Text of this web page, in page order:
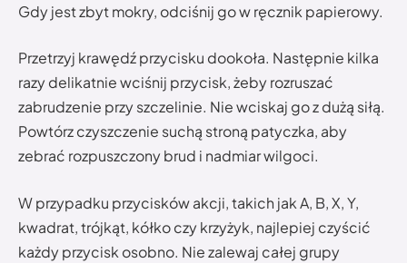
Gdy jest zbyt mokry, odciśnij go w ręcznik papierowy.
Przetrzyj krawędź przycisku dookoła. Następnie kilka
razy delikatnie wciśnij przycisk, żeby rozruszać
zabrudzenie przy szczelinie. Nie wciskaj go z dużą siłą.
Powtórz czyszczenie suchą stroną patyczka, aby
zebrać rozpuszczony brud i nadmiar wilgoci.
W przypadku przycisków akcji, takich jak A, B, X, Y,
kwadrat, trójkąt, kółko czy krzyżyk, najlepiej czyścić
każdy przycisk osobno. Nie zalewaj całej grupy